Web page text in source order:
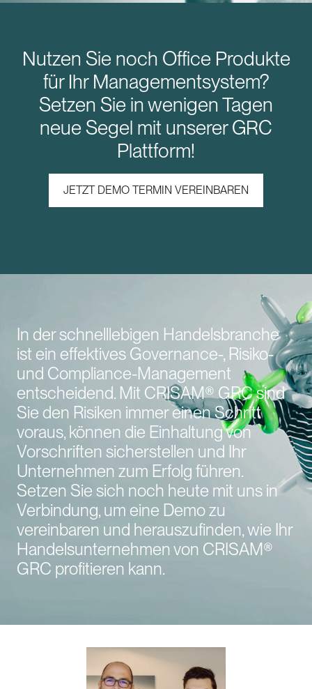
Nutzen Sie noch Office Produkte
für Ihr Managementsystem?
Setzen Sie in wenigen Tagen
neue Segel mit unserer GRC
Plattform!
JETZT DEMO TERMIN VEREINBAREN
In der schnelllebigen Handelsbranche
ist ein effektives Governance-, Risiko-
und Compliance-Management
entscheidend. Mit CRISAM® GRC sind
Sie den Risiken immer einen Schritt
voraus, können die Einhaltung von
Vorschriften sicherstellen und Ihr
Unternehmen zum Erfolg führen.
Setzen Sie sich noch heute mit uns in
Verbindung, um eine Demo zu
vereinbaren und herauszufinden, wie Ihr
Handelsunternehmen von CRISAM®
GRC profitieren kann.